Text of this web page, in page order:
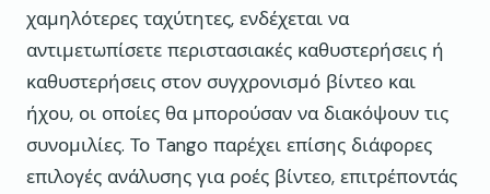
χαμηλότερες ταχύτητες, ενδέχεται να
αντιμετωπίσετε περιστασιακές καθυστερήσεις ή
καθυστερήσεις στον συγχρονισμό βίντεο και
ήχου, οι οποίες θα μπορούσαν να διακόψουν τις
συνομιλίες. Το Tango παρέχει επίσης διάφορες
επιλογές ανάλυσης για ροές βίντεο, επιτρέποντάς